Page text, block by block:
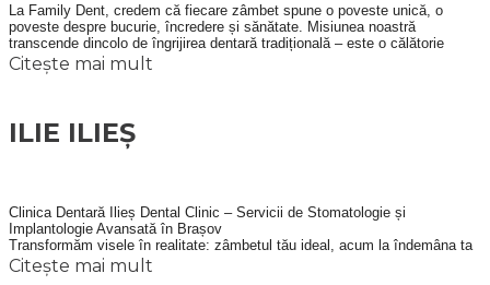
abordăm fiecare proiect cu același obiectiv: excelență de la început
până la final.
proiectului dumneavoastră, un sistem complet, sigur și adaptat nevoilor
Totul dintr-o singură sursă, cu expertiza unei echipe care înțelege că
La Family Dent, credem că fiecare zâmbet spune o poveste unică, o
poveste despre bucurie, încredere și sănătate. Misiunea noastră
transcende dincolo de îngrijirea dentară tradițională – este o călătorie
împreună cu fiecare pacient, pe drumul spre un zâmbet sănătos și o
viață mai fericită.
Citește mai mult
ILIE ILIEȘ
Clinica Dentară Ilieș Dental Clinic – Servicii de Stomatologie și
Implantologie Avansată în Brașov
Transformăm visele în realitate: zâmbetul tău ideal, acum la îndemâna ta
în Brașov!
La clinica dentară Ilieș Dental Clinic din Brașov, inovația este la ordinea
Citește mai mult